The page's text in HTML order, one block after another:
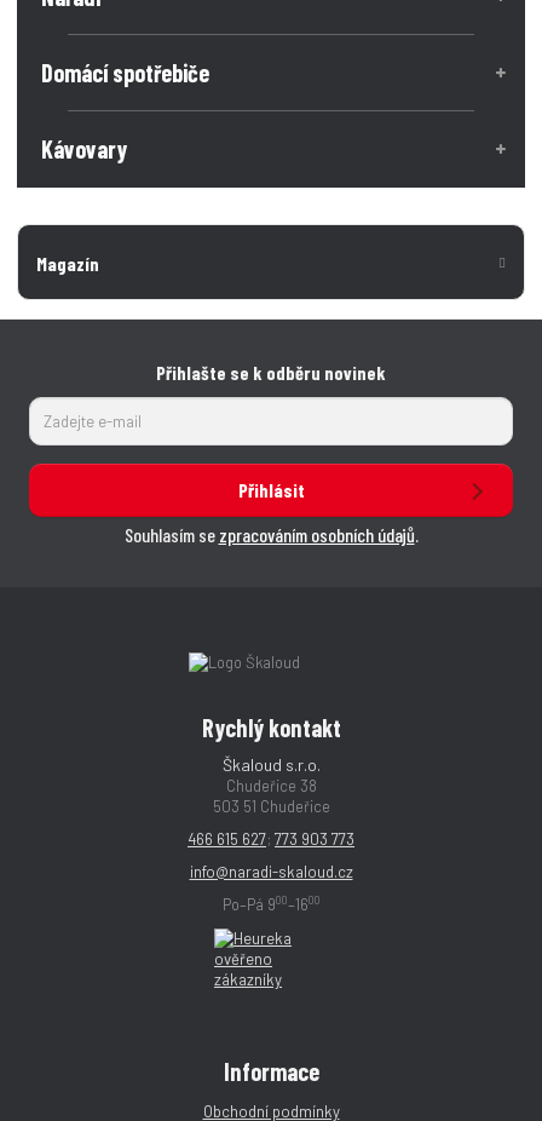
Domácí spotřebiče
Kávovary
Magazín
Přihlašte se k odběru novinek
Přihlásit
Souhlasím se zpracováním osobních údajů.
Rychlý kontakt
Škaloud s.r.o.
Chudeřice 38
503 51 Chudeřice
466 615 627; 773 903 773
info@naradi-skaloud.cz
Po–Pá 900–1600
Informace
Obchodní podmínky